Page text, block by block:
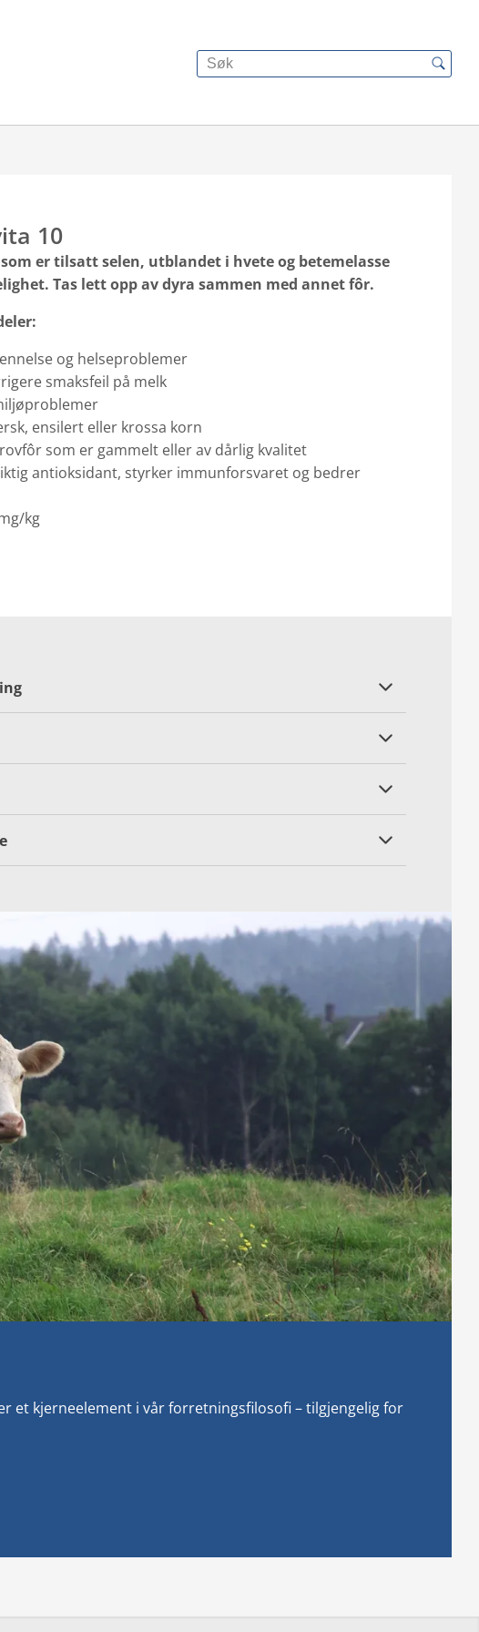
10
er tilsatt selen, utblandet i hvete og betemelasse
Tas lett opp av dyra sammen med annet fôr.
og helseproblemer
smaksfeil på melk
ensilert eller krossa korn
som er gammelt eller av dårlig kvalitet
antioksidant, styrker immunforsvaret og bedrer
kg
et kjerneelement i vår forretningsfilosofi – tilgjengelig for